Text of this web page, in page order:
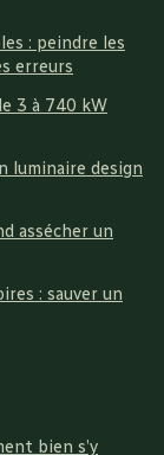
: peindre les
erreurs
3 à 740 kW
luminaire design
assécher un
: sauver un
bien s’y